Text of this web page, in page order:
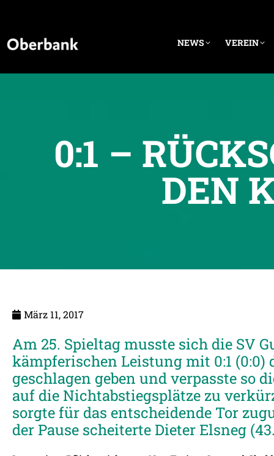
NEWS VEREIN
0:1 –
DEN
März 11, 2017
Am 25. Spieltag musste sich die SV
kämpferischen Leistung mit 0:1 (0:0)
geschlagen geben und verpasste so
auf die Nichtabstiegsplätze zu
sorgte für das entscheidende Tor
der Pause scheiterte Dieter Elsneg